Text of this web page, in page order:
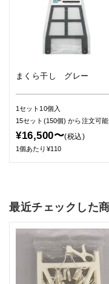
まくら干し グレー
1セット10個入
15セット(150個)から注文可能
¥16,500〜(税込)
1個あたり¥110
最近チェックした